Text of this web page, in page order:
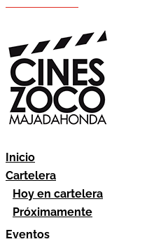
Inicio
Cartelera
Hoy en cartelera
Próximamente
Eventos